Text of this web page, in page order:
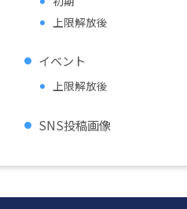
上限解放後
イベント
上限解放後
SNS投稿画像